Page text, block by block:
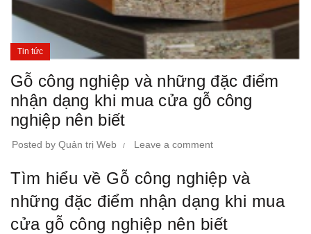
Tin tức
Gỗ công nghiệp và những đặc điểm
nhận dạng khi mua cửa gỗ công
nghiệp nên biết
Posted by Quản trị Web Leave a comment
Tìm hiểu về Gỗ công nghiệp và
những đặc điểm nhận dạng khi mua
cửa gỗ công nghiệp nên biết